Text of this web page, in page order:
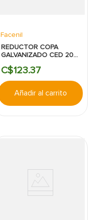
Facenil
REDUCTOR COPA
GALVANIZADO CED 20
C$123.37
Añadir al carrito